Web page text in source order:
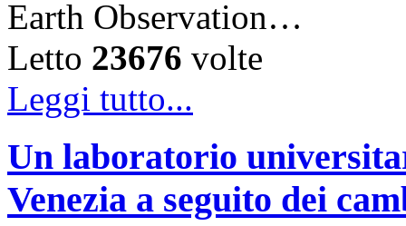
Earth Observation…
Letto 23676 volte
Leggi tutto...
Un laboratorio
Venezia a seguito dei